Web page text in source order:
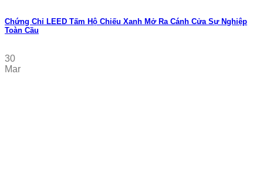
Chứng Chỉ LEED Tấm Hộ Chiếu Xanh Mở Ra Cánh Cửa Sự Nghiệp
Toàn Cầu
30
Mar